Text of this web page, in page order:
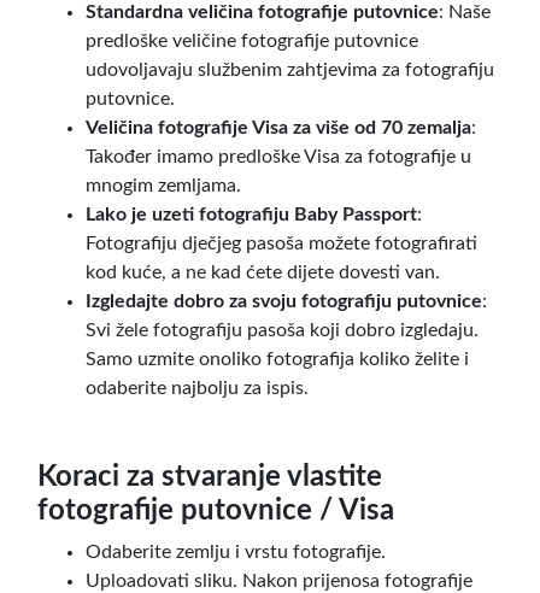
Standardna veličina fotografije putovnice: Naše
predloške veličine fotografije putovnice
udovoljavaju službenim zahtjevima za fotografiju
putovnice.
Veličina fotografije Visa za više od 70 zemalja:
Također imamo predloške Visa za fotografije u
mnogim zemljama.
Lako je uzeti fotografiju Baby Passport:
Fotografiju dječjeg pasoša možete fotografirati
kod kuće, a ne kad ćete dijete dovesti van.
Izgledajte dobro za svoju fotografiju putovnice:
Svi žele fotografiju pasoša koji dobro izgledaju.
Samo uzmite onoliko fotografija koliko želite i
odaberite najbolju za ispis.
Koraci za stvaranje vlastite
fotografije putovnice / Visa
Odaberite zemlju i vrstu fotografije.
Uploadovati sliku. Nakon prijenosa fotografije